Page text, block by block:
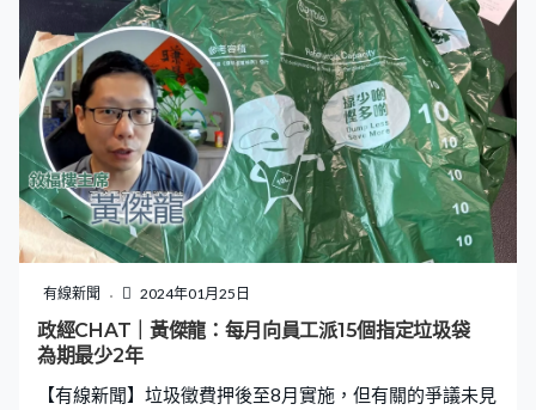
一般街市買的膠袋沒甚麼分別。（堅韌嗎？）我覺得它跟
街市買到的紅色膠袋質地差不多。這個膠袋看起來真的很
像垃圾袋，現在定義了，沒有理由買飲品用這個膠袋裝
著，別人會以為真的提著垃圾出街。」 市民何先生：「這
款始終要用來扔垃圾，所以買了都適合，別的膠袋不能用
作扔垃圾，現在未開始，可能先儲起，當八月實施的時候
才拿來扔垃圾，現在先儲起。」
有線新聞 2024年01月25日
政經CHAT｜黃傑龍：每月向員工派15個指定垃圾袋
為期最少2年
【有線新聞】垃圾徵費押後至8月實施，但有關的爭議未見